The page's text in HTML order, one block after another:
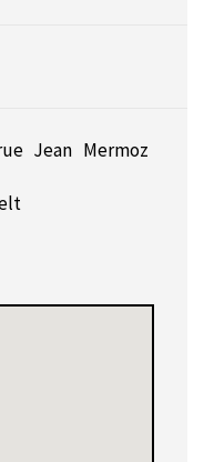
Jean Mermoz